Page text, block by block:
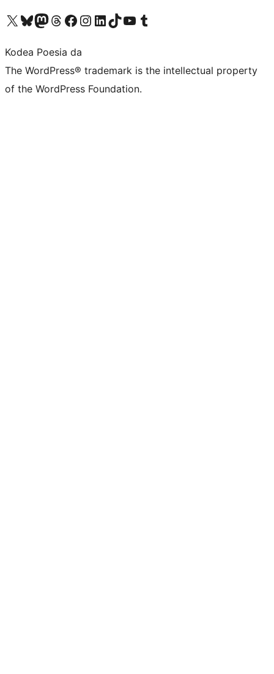
Visit our X (formerly Twitter) account
Visit our Bluesky account
Visit our Mastodon account
Visit our Threads account
Bisitatu gure Facebook orrialdea
Visit our Instagram account
Visit our LinkedIn account
Visit our TikTok account
Visit our YouTube channel
Visit our Tumblr account
Kodea Poesia da
The WordPress® trademark is the intellectual property
of the WordPress Foundation.